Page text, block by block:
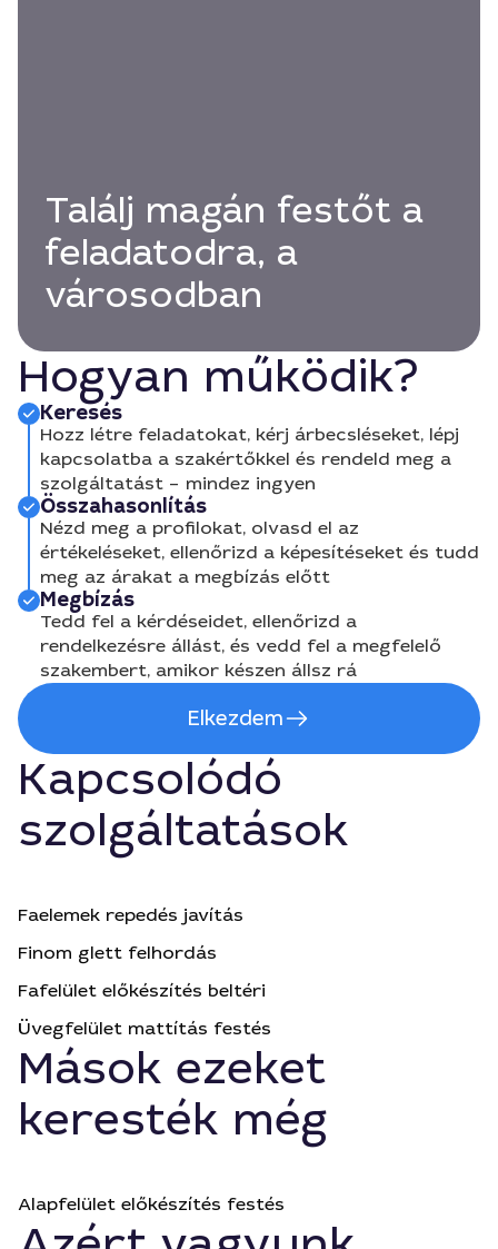
Találj magán festőt a
feladatodra, a
városodban
Hogyan működik?
Keresés
Hozz létre feladatokat, kérj árbecsléseket, lépj
kapcsolatba a szakértőkkel és rendeld meg a
szolgáltatást – mindez ingyen
Összahasonlítás
Nézd meg a profilokat, olvasd el az
értékeléseket, ellenőrizd a képesítéseket és tudd
meg az árakat a megbízás előtt
Megbízás
Tedd fel a kérdéseidet, ellenőrizd a
rendelkezésre állást, és vedd fel a megfelelő
szakembert, amikor készen állsz rá
Elkezdem
Kapcsolódó
szolgáltatások
Faelemek repedés javítás
Finom glett felhordás
Fafelület előkészítés beltéri
Üvegfelület mattítás festés
Mások ezeket
keresték még
Alapfelület előkészítés festés